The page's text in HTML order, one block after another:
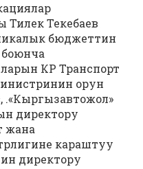
Текебаев
бюджеттин
КР Транспорт
орун
.«Кыргызавтожол»
директору
жана
караштуу
директору